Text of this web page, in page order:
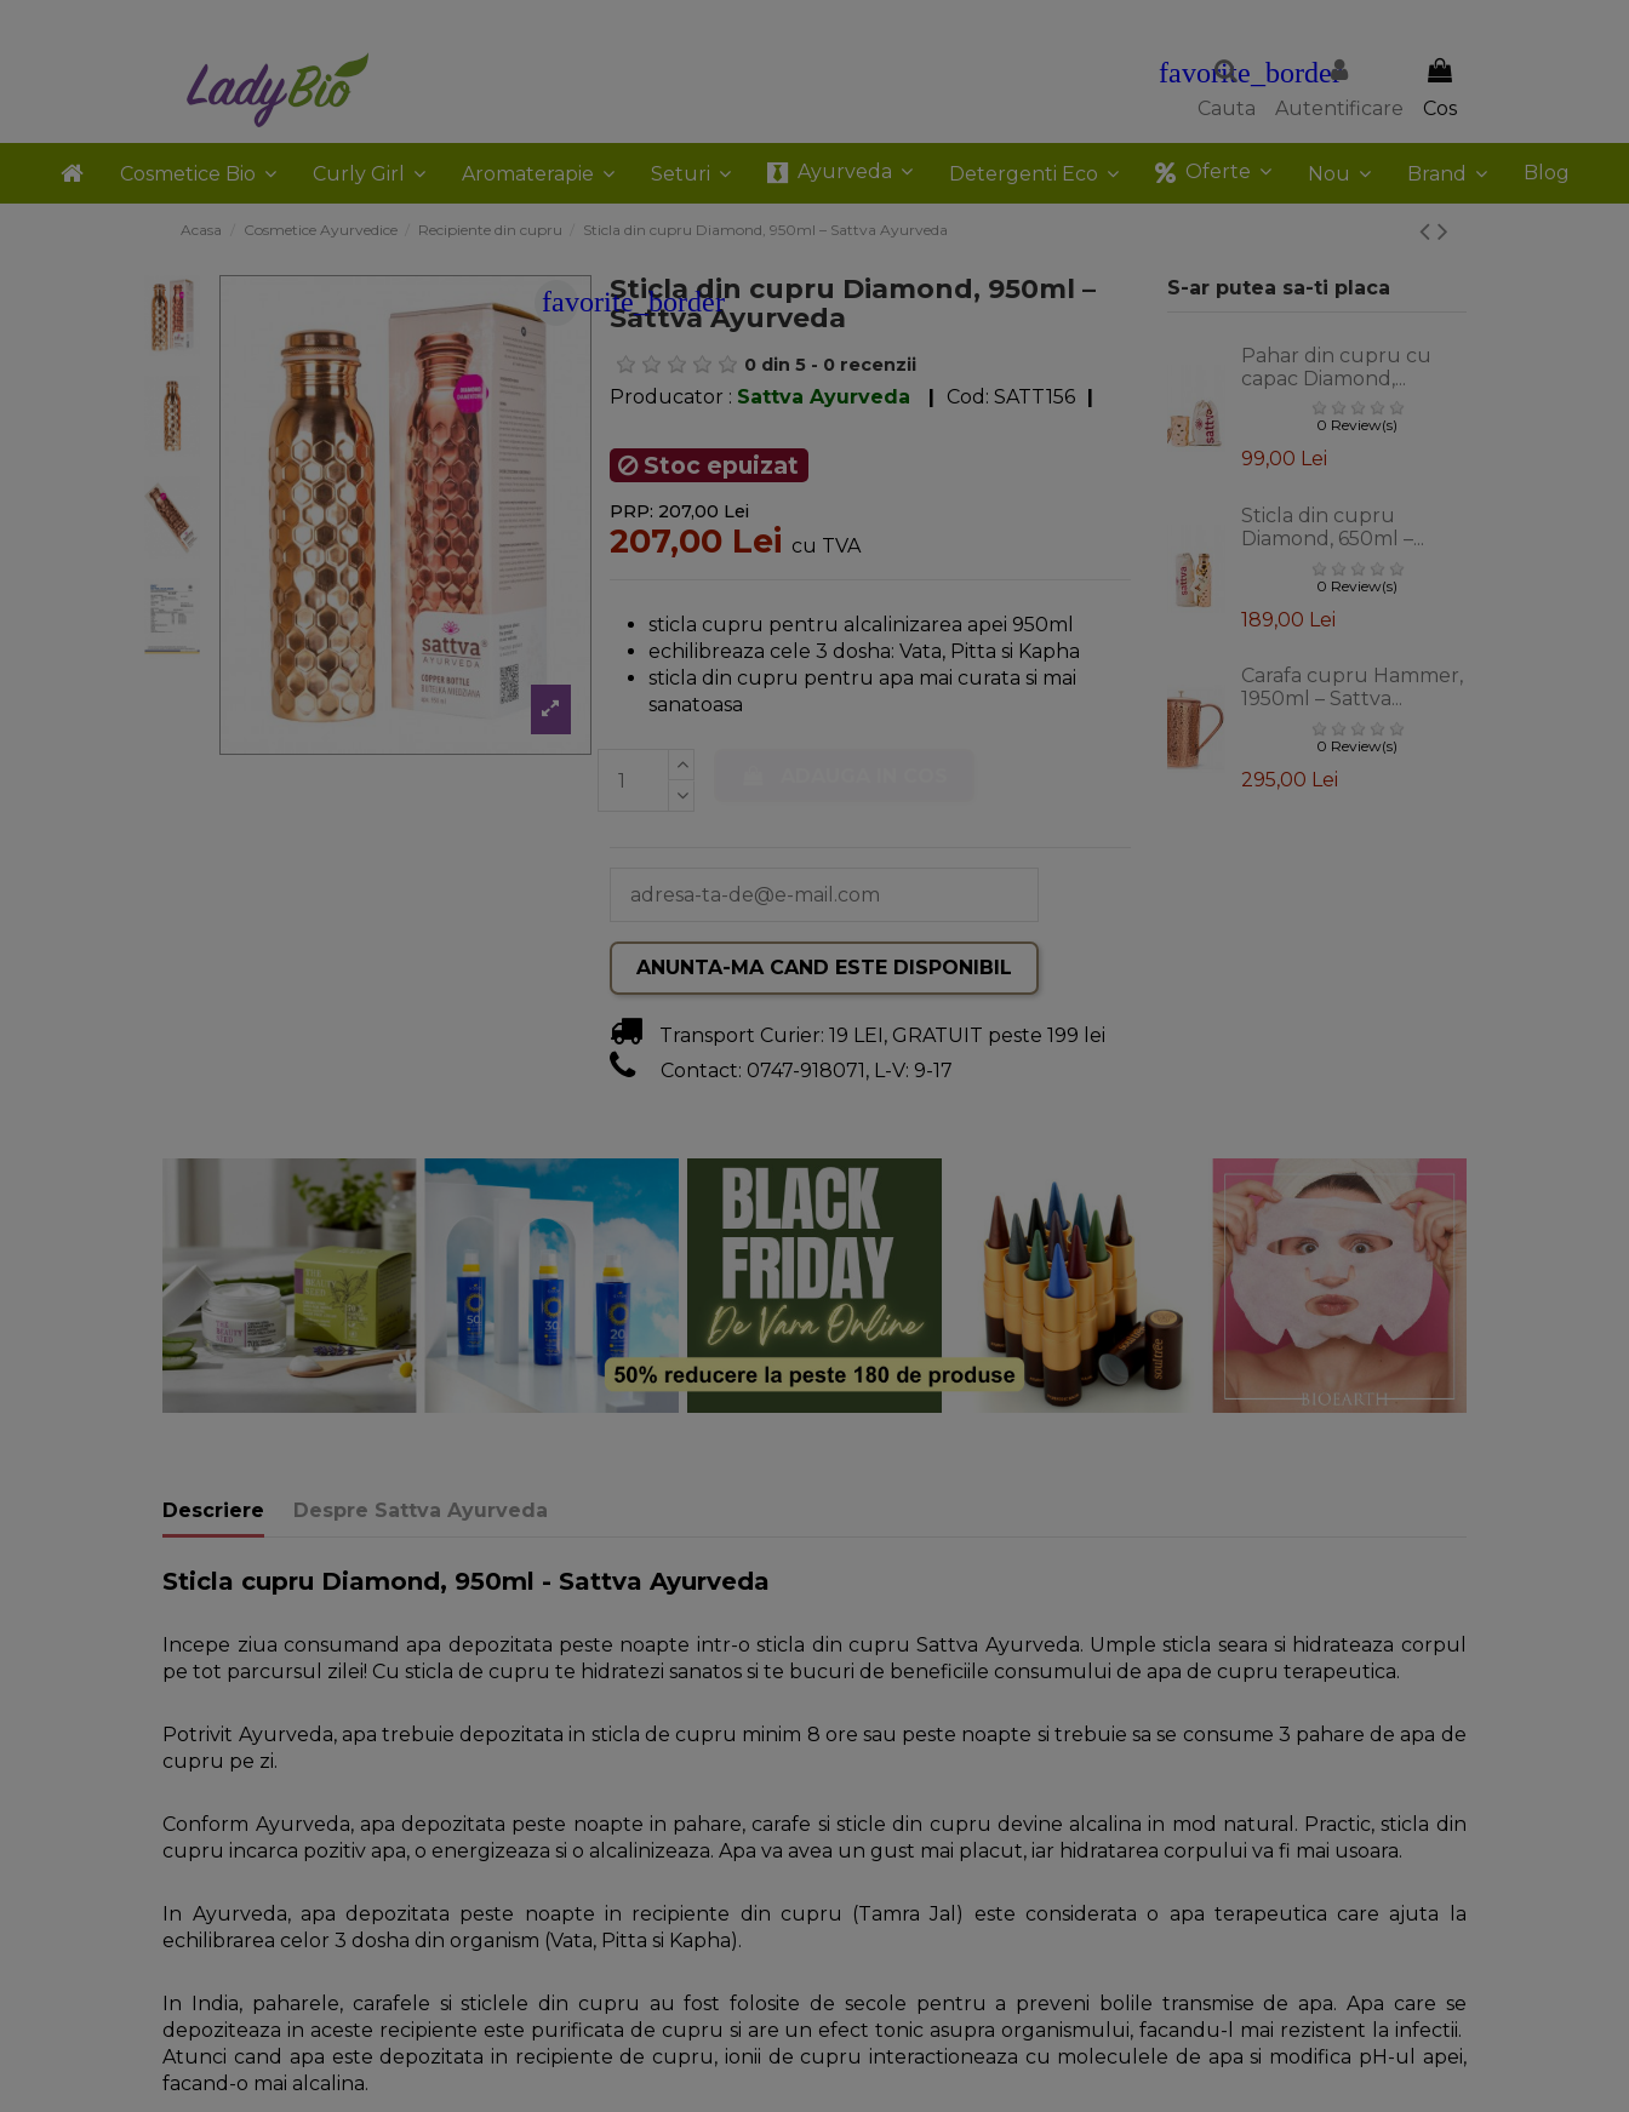
favorite_border
Cauta Autentificare Cos
Cosmetice Bio Curly Girl Aromaterapie Seturi Ayurveda Detergenti Eco Oferte Nou Brand Blog
Acasa Cosmetice Ayurvedice Recipiente din cupru Sticla din cupru Diamond, 950ml – Sattva Ayurveda
favorite_border
Sticla din cupru Diamond, 950ml –
Sattva Ayurveda
0din 5- 0 recenzii
Producator : Sattva Ayurveda | Cod: SATT156|
Stoc epuizat
PRP: 207,00 Lei
207,00 Lei cu TVA
sticla cupru pentru alcalinizarea apei 950ml
echilibreaza cele 3 dosha: Vata, Pitta si Kapha
sticla din cupru pentru apa mai curata si mai
sanatoasa
Transport Curier: 19 LEI, GRATUIT peste 199 lei
Contact: 0747-918071, L-V: 9-17
S-ar putea sa-ti placa
Pahar din cupru cu
capac Diamond,...
0 Review(s)
99,00 Lei
Sticla din cupru
Diamond, 650ml –...
0 Review(s)
189,00 Lei
Carafa cupru Hammer,
1950ml – Sattva...
0 Review(s)
295,00 Lei
Descriere Despre Sattva Ayurveda
Sticla cupru Diamond, 950ml - Sattva Ayurveda
Incepe ziua consumand apa depozitata peste noapte intr-o sticla din cupru Sattva Ayurveda. Umple sticla seara si hidrateaza corpul
pe tot parcursul zilei! Cu sticla de cupru te hidratezi sanatos si te bucuri de beneficiile consumului de apa de cupru terapeutica.
Potrivit Ayurveda, apa trebuie depozitata in sticla de cupru minim 8 ore sau peste noapte si trebuie sa se consume 3 pahare de apa de
cupru pe zi.
Conform Ayurveda, apa depozitata peste noapte in pahare, carafe si sticle din cupru devine alcalina in mod natural. Practic, sticla din
cupru incarca pozitiv apa, o energizeaza si o alcalinizeaza. Apa va avea un gust mai placut, iar hidratarea corpului va fi mai usoara.
In Ayurveda, apa depozitata peste noapte in recipiente din cupru (Tamra Jal) este considerata o apa terapeutica care ajuta la
echilibrarea celor 3 dosha din organism (Vata, Pitta si Kapha).
In India, paharele, carafele si sticlele din cupru au fost folosite de secole pentru a preveni bolile transmise de apa. Apa care se
depoziteaza in aceste recipiente este purificata de cupru si are un efect tonic asupra organismului, facandu-l mai rezistent la infectii.
Atunci cand apa este depozitata in recipiente de cupru, ionii de cupru interactioneaza cu moleculele de apa si modifica pH-ul apei,
facand-o mai alcalina.